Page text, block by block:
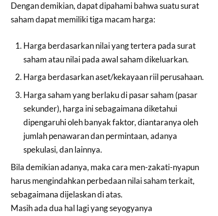
Dengan demikian, dapat dipahami bahwa suatu surat
saham dapat memiliki tiga macam harga:
Harga berdasarkan nilai yang tertera pada surat
saham atau nilai pada awal saham dikeluarkan.
Harga berdasarkan aset/kekayaan riil perusahaan.
Harga saham yang berlaku di pasar saham (pasar
sekunder), harga ini sebagaimana diketahui
dipengaruhi oleh banyak faktor, diantaranya oleh
jumlah penawaran dan permintaan, adanya
spekulasi, dan lainnya.
Bila demikian adanya, maka cara men-zakati-nyapun
harus mengindahkan perbedaan nilai saham terkait,
sebagaimana dijelaskan di atas.
Masih ada dua hal lagi yang seyogyanya